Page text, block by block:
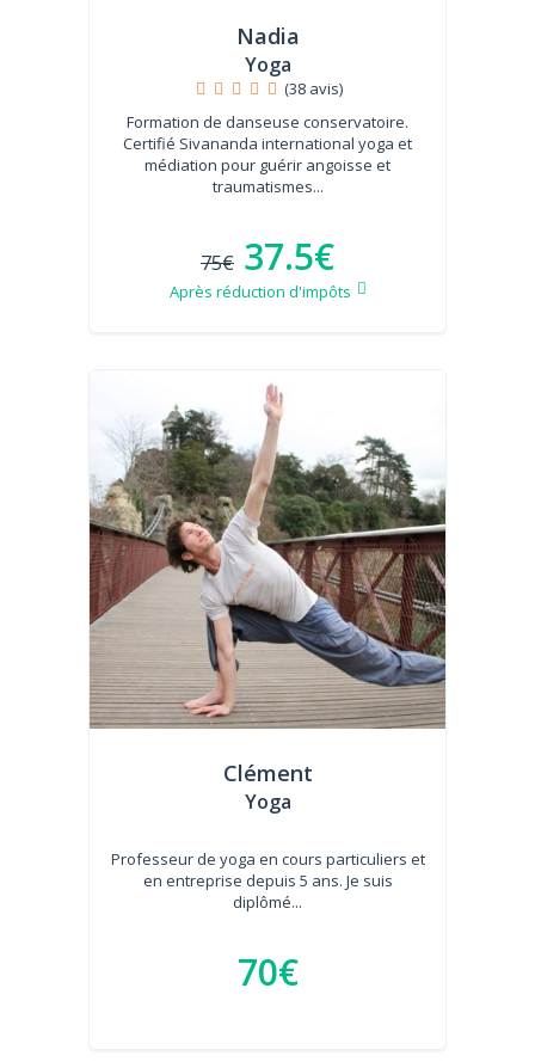
Nadia
Yoga
(38 avis)
Formation de danseuse conservatoire.
Certifié Sivananda international yoga et
médiation pour guérir angoisse et
traumatismes...
75€ 37.5€
Après réduction d'impôts
Clément
Yoga
Professeur de yoga en cours particuliers et
en entreprise depuis 5 ans. Je suis
diplômé...
70€